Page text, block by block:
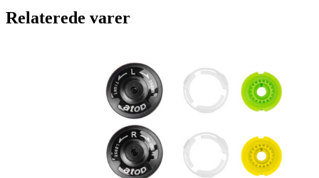
Relaterede varer